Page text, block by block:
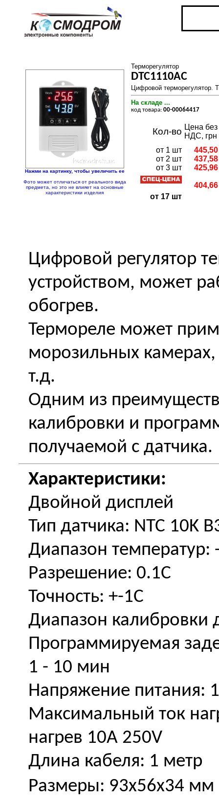
Нажми на картинку, чтобы увеличить ее
Фото может отличаться от реального вида
предмета, но это не влияет на основные
характеристики изделия
Терморегулятор
DTC1110AC
Цифровой терморегулятор.
На складе ...
код товара: 00-00064417
Кол-во Цена без
НДС, грн
от 1 шт
от 2 шт
от 3 шт
от 17 шт
445,50
437,58
425,96
404,66
Цифровой регулятор
устройством, может
обогрев.
Термореле может
морозильных
т.д.
Одним из преимуществ
калибровки и
получаемой с датчика.
Характеристики:
Двойной дисплей
Тип датчика: NTC 10K
Диапазон температур:
Разрешение: 0.1C
Точность: +-1C
Диапазон калибровки
Программируемая
1 - 10 мин
Напряжение питания:
Максимальный ток
нагрев 10A 250V
Длина кабеля: 1 метр
Размеры: 93x56x34 мм